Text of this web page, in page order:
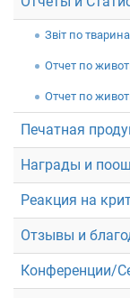
Звiт по
Отчет по
Отчет по
Печатная
Награды и
Реакция на
Отзывы и
Конференции/